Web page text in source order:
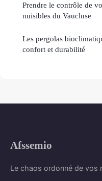
Prendre le contrôle de
nuisibles du Vaucluse
Les pergolas
confort et durabilité
Afssemio
Le chaos ordonné de vos